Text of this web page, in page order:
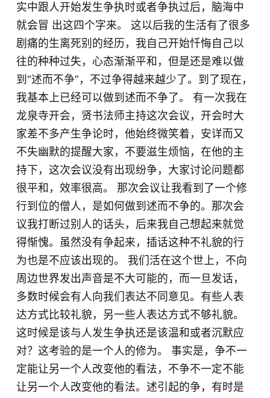
实中跟人开始发生争执时或者争执过后，脑海中
就会冒 出这四个字来。 这以后我的生活有了很多
剧痛的生离死别的经历，我自己开始忏悔自己以
往的种种过失，心态渐渐平和，但是还是难以做
到“述而不争”，不过争得越来越少了。到了现在，
我基本上已经可以做到述而不争了。 有一次我在
龙泉寺开会，贤书法师主持这次会议，开会时大
家差不多产生争论时，他始终微笑着，安详而又
不失幽默的提醒大家，不要滋生烦恼，在他的主
持下，这次会议没有出现纷争，大家讨论问题都
很平和，效率很高。 那次会议让我看到了一个修
行到位的僧人，是如何做到述而不争的。那次会
议我打断过别人的话头，后来我自己想起来就觉
得惭愧。虽然没有争起来，插话这种不礼貌的行
为也是不应该出现的。 我们活在这个世上，不向
周边世界发出声音是不大可能的，而一旦发话，
多数时候会有人向我们表达不同意见。有些人表
达方式比较礼貌，另一些人表达方式不够礼貌。
这时候是该与人发生争执还是该温和或者沉默应
对？这考验的是一个人的修为。 事实是，争不一
定能让另一个人改变他的看法，不争不一定不能
让另一个人改变他的看法。述引起的争，有时是